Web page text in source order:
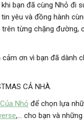
bạn đã cùng Nhỏ đi
yêu và đồng hành
từng chặng đường,
cảm ơn vì bạn đã dành
CẢ NHÀ.
Nhỏ để chọn lựa
,… cho bạn và